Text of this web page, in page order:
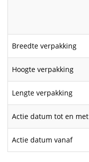
Breedte verpakking
Hoogte verpakking
Lengte verpakking
Actie datum tot en met
Actie datum vanaf